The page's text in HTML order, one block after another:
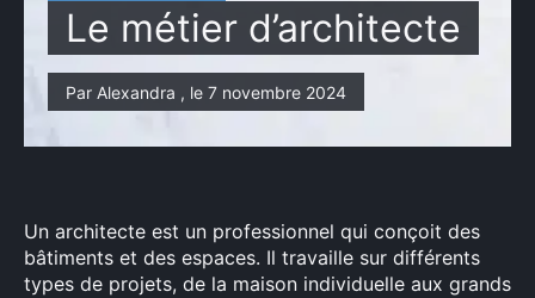
Le métier d’architecte
Par Alexandra , le 7 novembre 2024
Un architecte est un professionnel qui conçoit des
bâtiments et des espaces. Il travaille sur différents
types de projets, de la maison individuelle aux grands